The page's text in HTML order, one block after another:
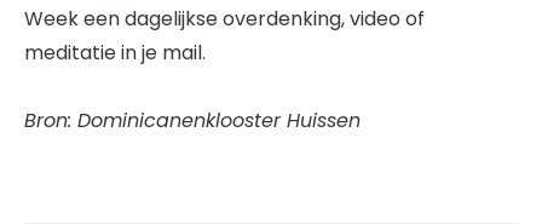
Week een dagelijkse overdenking, video of
meditatie in je mail.
Bron: Dominicanenklooster Huissen